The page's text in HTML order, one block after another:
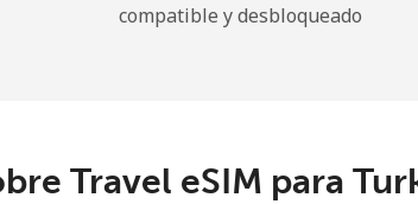
compatible y desbloqueado
Travel eSIM para